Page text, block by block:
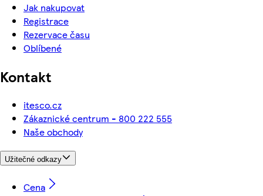
Jak nakupovat
Registrace
Rezervace času
Oblíbené
Kontakt
itesco.cz
Zákaznické centrum - 800 222 555
Naše obchody
Užitečné odkazy
Cena